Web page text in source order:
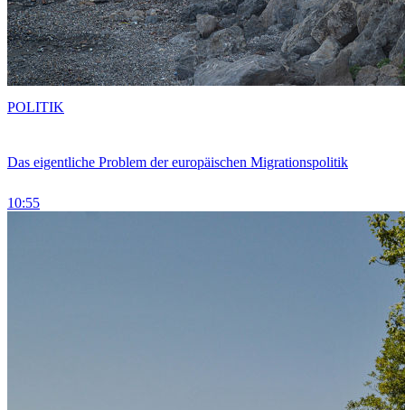
Das eigentliche Problem der europäischen Migrationspolitik
10:55
POLITIK